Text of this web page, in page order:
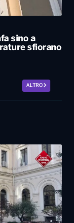
sino a
sfiorano
ALTRO